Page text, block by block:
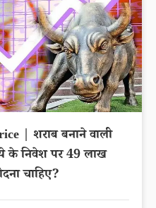
| शराब बनाने वाली
के निवेश पर 49 लाख
चाहिए?